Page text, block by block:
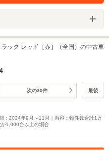
ック レッド［赤］（全国）の中古車
次の30件 最後
：2024年9月～11月｜内容：物件数合計1万
1,000台以上の場合